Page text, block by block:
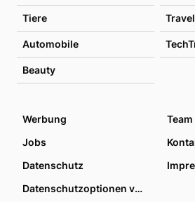
Tiere Travel
Automobile
Beauty
Werbung
Team
Jobs
Datenschutz
Datenschutzoptionen verwalten